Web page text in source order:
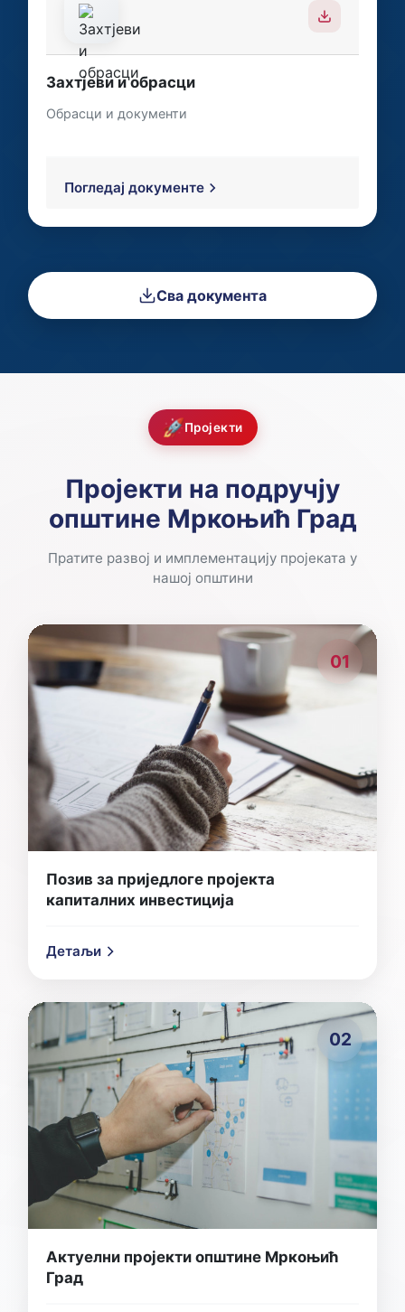
Захтјеви и обрасци
Обрасци и документи
Погледај документе
Сва документа
🚀Пројекти
Пројекти на подручју
општине Мркоњић Град
Пратите развој и имплементацију пројеката у
нашој општини
01
Позив за приједлоге пројекта
капиталних инвестиција
Детаљи
02
Актуелни пројекти општине Мркоњић
Град